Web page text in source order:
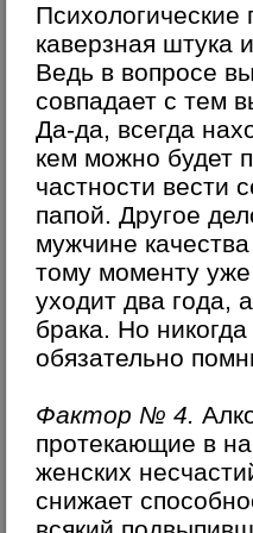
каверзная штука
Ведь в вопросе
совпадает с тем
Да-да, всегда
кем можно будет
частности вести
папой. Другое
мужчине
тому моменту
уходит два года,
брака. Но
обязательно
Фактор № 4.
протекающие в
женских
снижает